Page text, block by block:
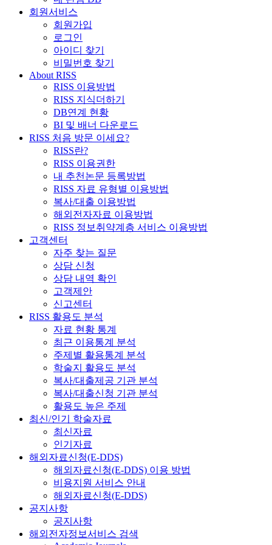
회원서비스
회원가입
로그인
아이디 찾기
비밀번호 찾기
About RISS
RISS 이용방법
RISS 지식더하기
DB연계 현황
BI 및 배너 다운로드
RISS 처음 방문 이세요?
RISS란?
RISS 이용권한
내 추천논문 등록방법
RISS 자료 유형별 이용방법
복사/대출 이용방법
해외전자자료 이용방법
RISS 정보취약계층 서비스 이용방법
고객센터
자주 찾는 질문
상담 신청
상담 내역 확인
고객제안
신고센터
RISS 활용도 분석
자료 현황 통계
최근 이용통계 분석
주제별 활용통계 분석
학술지 활용도 분석
복사/대출제공 기관 분석
복사/대출신청 기관 분석
활용도 높은 주제
최신/인기 학술자료
최신자료
인기자료
해외자료신청(E-DDS)
해외자료신청(E-DDS) 이용 방법
비용지원 서비스 안내
해외자료신청(E-DDS)
공지사항
공지사항
해외전자정보서비스 검색